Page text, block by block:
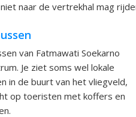
naar de vertrekhal mag
van Fatmawati Soekarno
Je ziet soms wel lokale
in de buurt van het vliegveld,
op toeristen met koffers en